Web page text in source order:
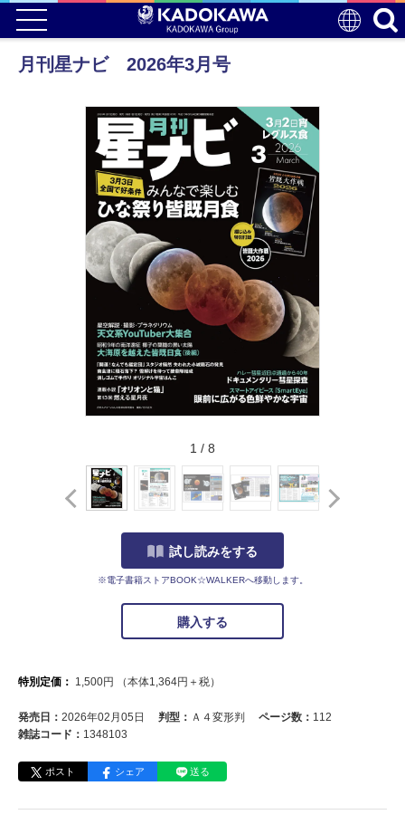
月刊星ナビ 2026年3月号
1 / 8
試し読みをする
※電子書籍ストアBOOK☆WALKERへ移動します。
購入する
特別定価： 1,500円 （本体1,364円＋税）
発売日： 2026年02月05日 判型： Ａ４変形判 ページ数： 112
雑誌コード： 1348103
ポスト シェア 送る